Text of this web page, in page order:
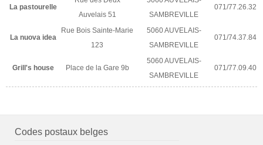
La pastourelle
Auvelais 51
SAMBREVILLE
071/77.26.32
La nuova idea
Rue Bois Sainte-Marie
123
5060 AUVELAIS-
SAMBREVILLE
071/74.37.84
Grill's house Place de la Gare 9b
5060 AUVELAIS-
SAMBREVILLE
071/77.09.40
Codes postaux belges